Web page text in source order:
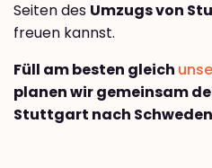
Seiten des Umzugs von
freuen kannst.
Füll am besten gleich
planen wir gemeinsam
Stuttgart nach